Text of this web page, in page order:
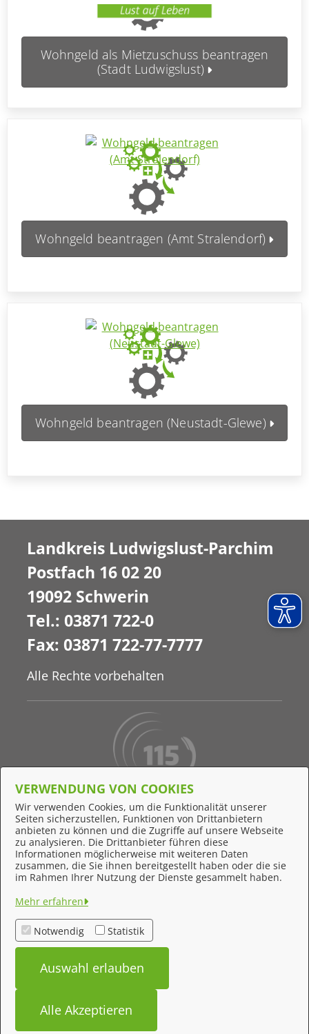
Wohngeld als Mietzuschuss beantragen
(Stadt Ludwigslust)
Wohngeld beantragen (Amt Stralendorf)
Wohngeld beantragen (Neustadt-Glewe)
Behördennummer 115
Online-Support
Landkreis Ludwigslust-Parchim
Postfach 16 02 20
19092 Schwerin
Tel.: 03871 722-0
Fax: 03871 722-77-7777
Alle Rechte vorbehalten
Feedback
Impressum
Datenschutzerklärung
Kontakt
Barrierefreiheit
bereitgestellt von:
VERWENDUNG VON COOKIES
Wir verwenden Cookies, um die Funktionalität unserer
Seiten sicherzustellen, Funktionen von Drittanbietern
anbieten zu können und die Zugriffe auf unsere Webseite
zu analysieren. Die Drittanbieter führen diese
Informationen möglicherweise mit weiteren Daten
zusammen, die Sie ihnen bereitgestellt haben oder die sie
im Rahmen Ihrer Nutzung der Dienste gesammelt haben.
Mehr erfahren
Notwendig Statistik
Auswahl erlauben
Alle Akzeptieren